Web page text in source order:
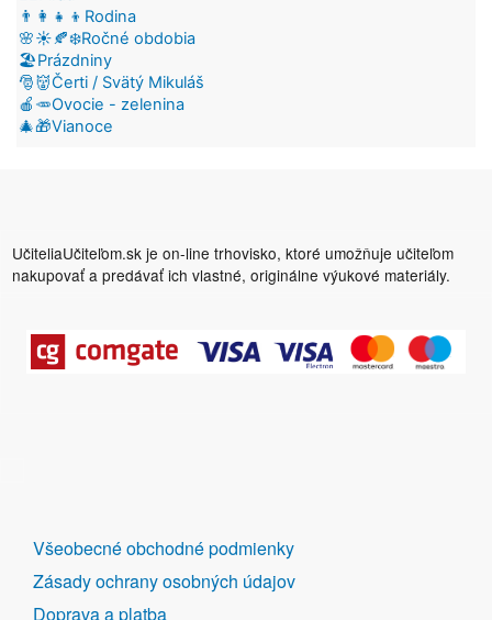
👨‍👩‍👧‍👦Rodina
🌸☀️🍂❄️Ročné obdobia
🏖️Prázdniny
🎅👹Čerti / Svätý Mikuláš
🍎🥕Ovocie - zelenina
🎄🎁Vianoce
UčiteliaUčiteľom.sk je on-line trhovisko, ktoré umožňuje učiteľom
nakupovať a predávať ich vlastné, originálne výukové materiály.
DALŠÍ
ODKAZY
Všeobecné obchodné podmienky
Zásady ochrany osobných údajov
Doprava a platba